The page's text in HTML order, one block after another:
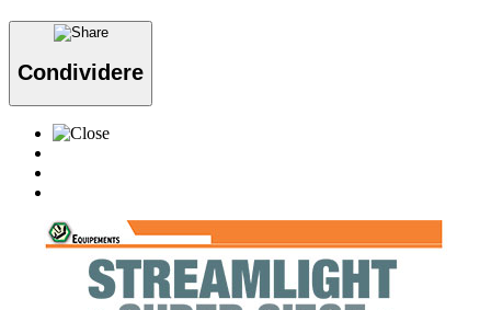
Condividere